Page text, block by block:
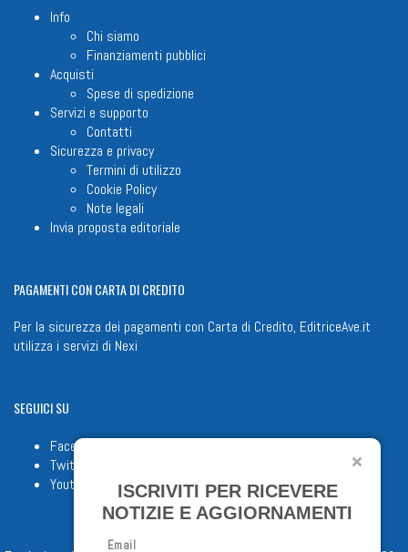
Info
Chi siamo
Finanziamenti pubblici
Acquisti
Spese di spedizione
Servizi e supporto
Contatti
Sicurezza e privacy
Termini di utilizzo
Cookie Policy
Note legali
Invia proposta editoriale
PAGAMENTICON CARTA DI CREDITO
Per la sicurezza dei pagamenti con Carta di Credito, EditriceAve.it
utilizza i servizi di Nexi
SEGUICISU
Facebook
Twitter
Youtube
ISCRIVITI PER RICEVERE
NOTIZIE E AGGIORNAMENTI
Email